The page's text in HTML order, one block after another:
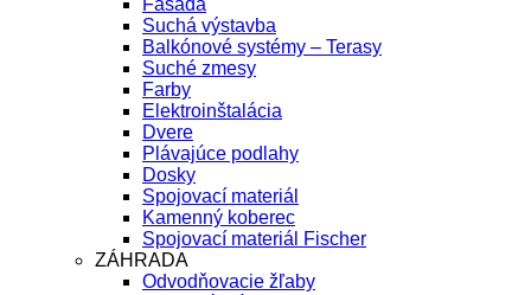
Fasáda
Suchá výstavba
Balkónové systémy – Terasy
Suché zmesy
Farby
Elektroinštalácia
Dvere
Plávajúce podlahy
Dosky
Spojovací materiál
Kamenný koberec
Spojovací materiál Fischer
ZÁHRADA
Odvodňovacie žľaby